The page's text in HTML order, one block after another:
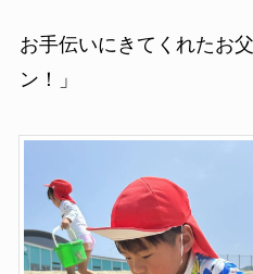
お手伝いにきてくれたお
ン！」